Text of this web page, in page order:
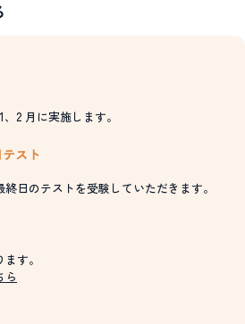
2 月に実施します。
スト
日のテストを受験していただきます。
す。
ら